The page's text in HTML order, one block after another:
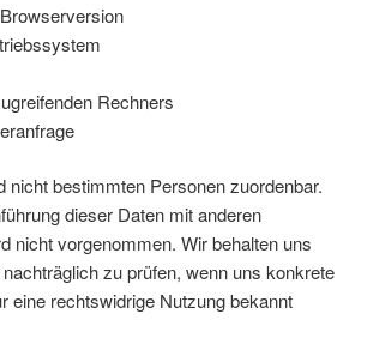
Rechners
nicht bestimmten Personen zuordenbar.
dieser Daten mit anderen
nicht vorgenommen. Wir behalten uns
zu prüfen, wenn uns konkrete
eine rechtswidrige Nutzung bekannt